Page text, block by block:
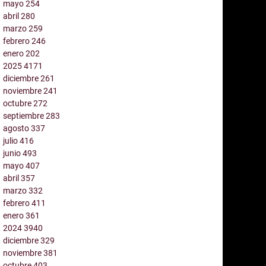
mayo254
abril280
marzo259
febrero246
enero202
20254171
diciembre261
noviembre241
octubre272
septiembre283
agosto337
julio416
junio493
mayo407
abril357
marzo332
febrero411
enero361
20243940
diciembre329
noviembre381